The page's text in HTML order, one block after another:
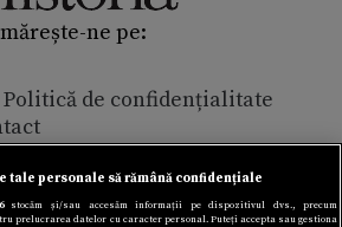
ne pe:
Politică de confidențialitate
pentru confidențialitate
Adevarul Holding 2026
tale personale să rămână confidențiale
stocăm și/sau accesăm informații pe dispozitivul dvs., precum
prelucrarea datelor cu caracter personal. Puteți accepta sau gestiona